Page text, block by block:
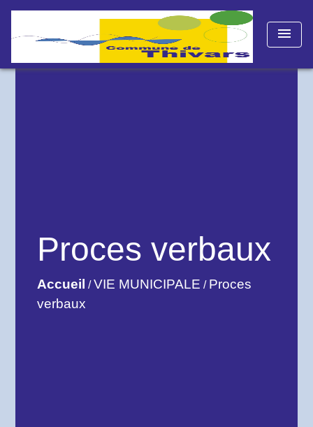
menu
Proces verbaux
Accueil /VIE MUNICIPALE / Proces
verbaux